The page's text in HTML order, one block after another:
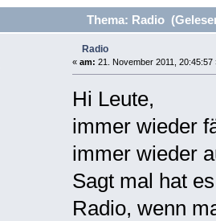
Thema: Radio
Radio
« am: 21. November 2011, 20:45:57
Hi Leute,
immer wieder
immer wieder
Sagt mal hat
Radio, wenn